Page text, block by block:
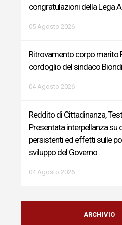
congratulazioni della Lega
05 Agosto 2026
Ritrovamento corpo marito
cordoglio del sindaco Biondi
04 Agosto 2026
Reddito di Cittadinanza,
Presentata interpellanza su
persistenti ed effetti sulle
sviluppo del Governo
04 Agosto 2026
Sigismondi, Liris e Testa:
cordoglio e vicinanza al
ARCHIVIO